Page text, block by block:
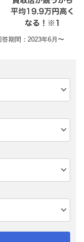
期間：2023年6月〜